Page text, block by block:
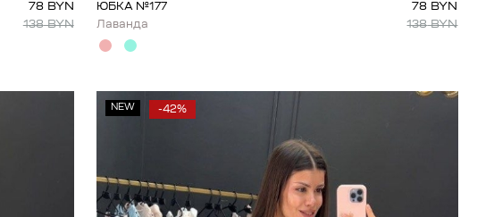
78BYN
138BYN
ЮБКА №177
Лаванда
78 BYN
138BYN
NEW -42%